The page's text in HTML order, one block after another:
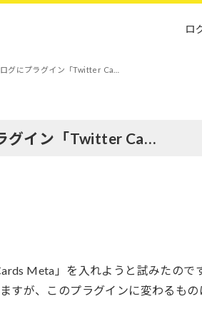
ロ
グにプラグイン「Twitter Ca…
グイン「Twitter Ca…
Meta」を入れようと試みたので
すが、このプラグインに変わるもの